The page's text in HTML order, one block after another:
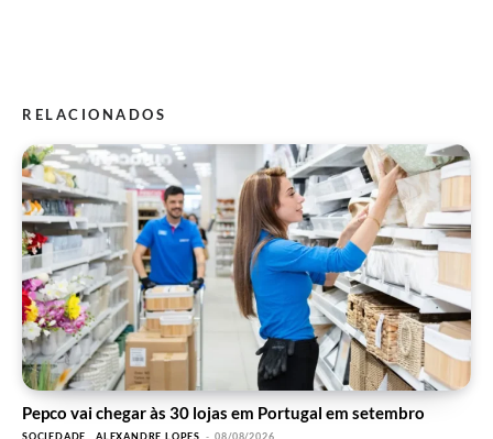
RELACIONADOS
Pepco vai chegar às 30 lojas em Portugal em setembro